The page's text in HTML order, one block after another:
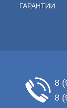
ГАРАНТИИ
8
8